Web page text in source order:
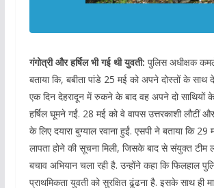
गंगोत्री और हर्षिल भी गई थी युवती: पुलिस अधीक्षक
बताया कि, बबीता पांडे 25 मई को अपने दोस्तों के साथ
एक दिन देहरादून में रुकने के बाद वह अपने दो साथियों
हर्षिल घूमने गईं. 28 मई को वे वापस उत्तरकाशी लौटीं
के लिए दयारा बुग्याल रवाना हुईं. एसपी ने बताया कि
लापता होने की सूचना मिली, जिसके बाद से संयुक्त टीम
बचाव अभियान चला रही है. उन्होंने कहा कि फिलहाल
प्राथमिकता युवती को सुरक्षित ढूंढना है. इसके साथ ही